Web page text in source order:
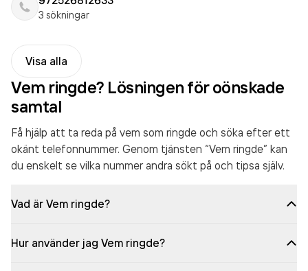
3 sökningar
Visa alla
Vem ringde? Lösningen för oönskade
samtal
Få hjälp att ta reda på vem som ringde och söka efter ett
okänt telefonnummer. Genom tjänsten “Vem ringde” kan
du enskelt se vilka nummer andra sökt på och tipsa själv.
Vad är Vem ringde?
Hur använder jag Vem ringde?